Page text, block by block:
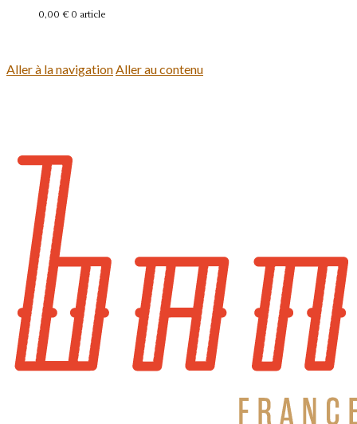
0,00 € 0 article
Aller à la navigationAller au contenu